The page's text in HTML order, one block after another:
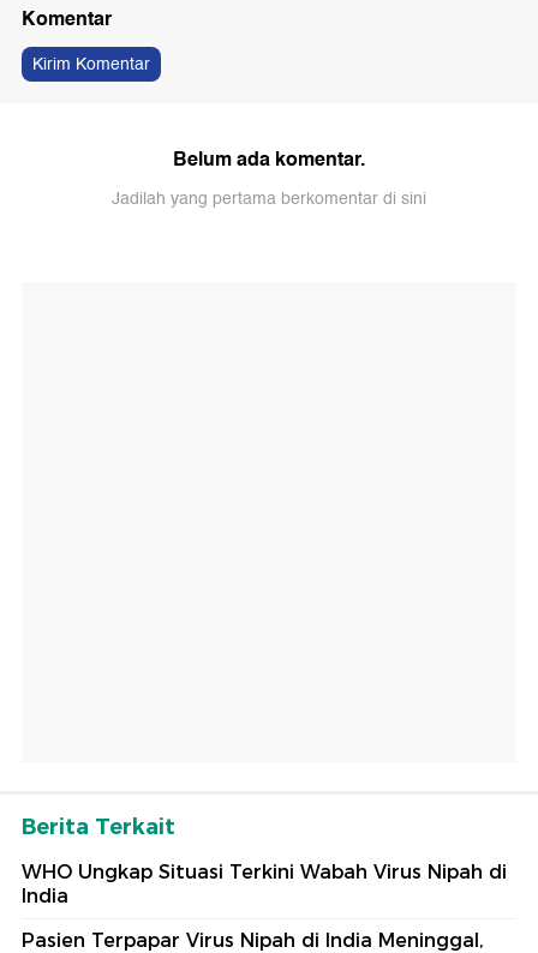
Komentar
Kirim Komentar
Belum ada komentar.
Jadilah yang pertama berkomentar di sini
Berita Terkait
WHO Ungkap Situasi Terkini Wabah Virus Nipah di
India
Pasien Terpapar Virus Nipah di India Meninggal,